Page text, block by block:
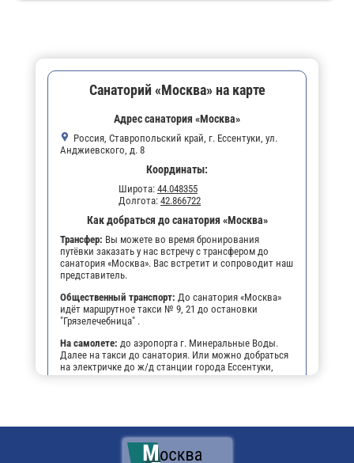
Санаторий «Москва» на карте
Адрес санатория «Москва»
Россия, Ставропольский край, г. Ессентуки, ул.
Анджиевского, д. 8
Координаты:
Широта: 44.048355
Долгота: 42.866722
Как добраться до санатория «Москва»
Трансфер: Вы можете во время бронирования
путёвки заказать у нас встречу с трансфером до
санатория «Москва». Вас встретит и сопроводит наш
представитель.
Общественный транспорт: До санатория «Москва»
идёт маршрутное такси № 9, 21 до остановки
"Грязелечебница" .
На самолете: до аэропорта г. Минеральные Воды.
Далее на такси до санатория. Или можно добраться
на электричке до ж/д станции города Ессентуки,
далее на маршрутном такси №9, 21 до остановки
не заблудиться, можно воспользоваться
навигатором. По прибытии будет возможность
оставить автомобиль на парковке санатория.